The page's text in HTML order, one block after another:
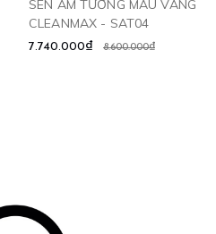
SEN ÂM TƯỜNG MÀU VÀNG
CLEANMAX - SAT04
7.740.000₫ 8.600.000₫